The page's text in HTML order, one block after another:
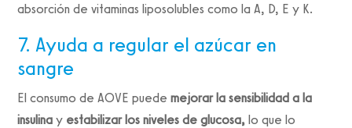
absorción de vitaminas liposolubles como la A, D, E y K.
7. Ayuda a regular el azúcar en
sangre
El consumo de AOVE puedemejorar la sensibilidad a la
insulina y estabilizar los niveles de glucosa, lo que lo